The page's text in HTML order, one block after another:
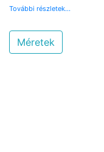
További részletek...
Méretek